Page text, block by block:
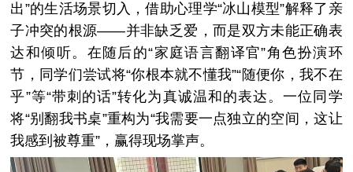
出”的生活场景切入，借助心理学“冰山模型”解释了亲
子冲突的根源——并非缺乏爱，而是双方未能正确表
达和倾听。在随后的“家庭语言翻译官”角色扮演环
节，同学们尝试将“你根本就不懂我”“随便你，我不在
乎”等“带刺的话”转化为真诚温和的表达。一位同学
将“别翻我书桌”重构为“我需要一点独立的空间，这让
我感到被尊重”，赢得现场掌声。